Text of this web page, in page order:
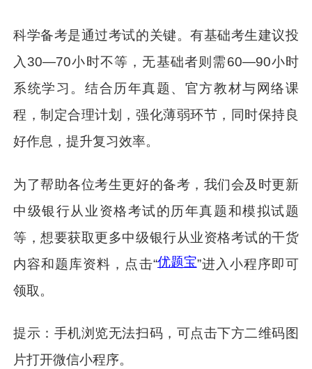
科学备考是通过考试的关键。有基础考生建议投
入30—70小时不等，无基础者则需60—90小时
系统学习。结合历年真题、官方教材与网络课
程，制定合理计划，强化薄弱环节，同时保持良
好作息，提升复习效率。
为了帮助各位考生更好的备考，我们会及时更新
中级银行从业资格考试的历年真题和模拟试题
等，想要获取更多中级银行从业资格考试的干货
内容和题库资料，点击“优题宝”进入小程序即可
领取。
提示：手机浏览无法扫码，可点击下方二维码图
片打开微信小程序。